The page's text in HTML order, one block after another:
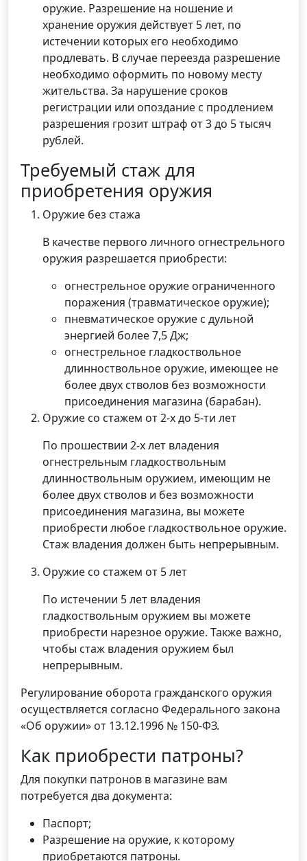
оружие. Разрешение на ношение и
хранение оружия действует 5 лет, по
истечении которых его необходимо
продлевать. В случае переезда разрешение
необходимо оформить по новому месту
жительства. За нарушение сроков
регистрации или опоздание с продлением
разрешения грозит штраф от 3 до 5 тысяч
рублей.
Требуемый стаж для
приобретения оружия
Оружие без стажа
В качестве первого личного огнестрельного
оружия разрешается приобрести:
огнестрельное оружие ограниченного
поражения (травматическое оружие);
пневматическое оружие с дульной
энергией более 7,5 Дж;
огнестрельное гладкоствольное
длинноствольное оружие, имеющее не
более двух стволов без возможности
присоединения магазина (барабан).
Оружие со стажем от 2-х до 5-ти лет
По прошествии 2-х лет владения
огнестрельным гладкоствольным
длинноствольным оружием, имеющим не
более двух стволов и без возможности
присоединения магазина, вы можете
приобрести любое гладкоствольное оружие.
Стаж владения должен быть непрерывным.
Оружие со стажем от 5 лет
По истечении 5 лет владения
гладкоствольным оружием вы можете
приобрести нарезное оружие. Также важно,
чтобы стаж владения оружием был
непрерывным.
Регулирование оборота гражданского оружия
осуществляется согласно Федерального закона
«Об оружии» от 13.12.1996 № 150-ФЗ.
Как приобрести патроны?
Для покупки патронов в магазине вам
потребуется два документа:
Паспорт;
Разрешение на оружие, к которому
приобретаются патроны.